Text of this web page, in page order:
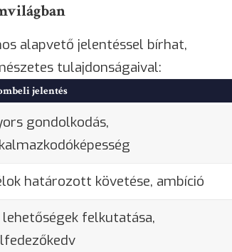
alapvető jelentéssel bírhat,
tulajdonságaival:
jelentés
gondolkodás,
határozott követése, ambíció
lehetőségek felkutatása,